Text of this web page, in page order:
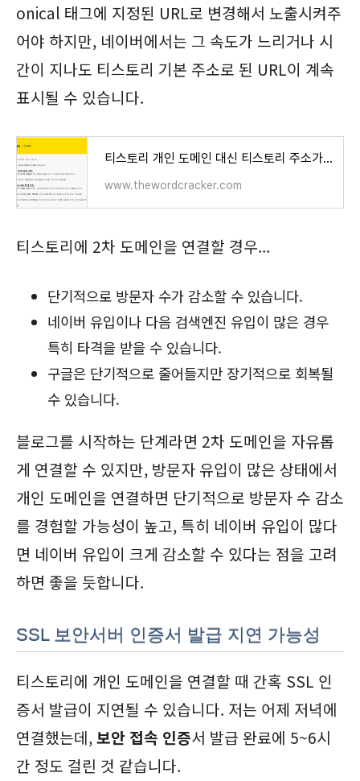
onical 태그에 지정된 URL로 변경해서 노출시켜주
어야 하지만, 네이버에서는 그 속도가 느리거나 시
간이 지나도 티스토리 기본 주소로 된 URL이 계속
표시될 수 있습니다.
티스토리 개인 도메인 대신 티스토리 주소가 노출되는 문제 - 워드프레스 정보꾸러미
www.thewordcracker.com
티스토리에 2차 도메인을 연결할 경우...
단기적으로 방문자 수가 감소할 수 있습니다.
네이버 유입이나 다음 검색엔진 유입이 많은 경우
특히 타격을 받을 수 있습니다.
구글은 단기적으로 줄어들지만 장기적으로 회복될
수 있습니다.
블로그를 시작하는 단계라면 2차 도메인을 자유롭
게 연결할 수 있지만, 방문자 유입이 많은 상태에서
개인 도메인을 연결하면 단기적으로 방문자 수 감소
를 경험할 가능성이 높고, 특히 네이버 유입이 많다
면 네이버 유입이 크게 감소할 수 있다는 점을 고려
하면 좋을 듯합니다.
SSL 보안서버 인증서 발급 지연 가능성
티스토리에 개인 도메인을 연결할 때 간혹 SSL 인
증서 발급이 지연될 수 있습니다. 저는 어제 저녁에
연결했는데,보안 접속 인증서 발급 완료에 5~6시
간 정도 걸린 것 같습니다.